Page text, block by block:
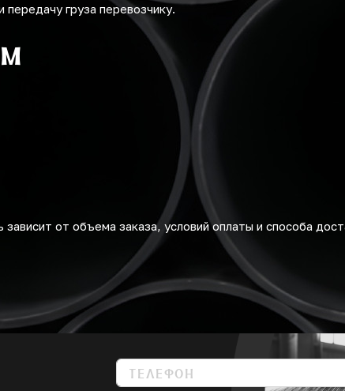
передачу груза перевозчику.
от объема заказа, условий оплаты и способа